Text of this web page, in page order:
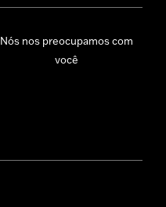
Nós nos preocupamos com
você